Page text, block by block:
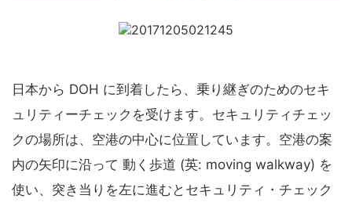
日本から DOH に到着したら、乗り継ぎのためのセキ
ュリティーチェックを受けます。セキュリティチェッ
クの場所は、空港の中心に位置しています。空港の案
内の矢印に沿って 動く歩道 (英: moving walkway) を
使い、突き当りを左に進むとセキュリティ・チェック